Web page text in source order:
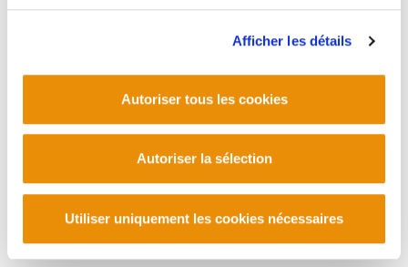
Afficher les détails
Autoriser tous les cookies
Autoriser la sélection
Utiliser uniquement les cookies nécessaires